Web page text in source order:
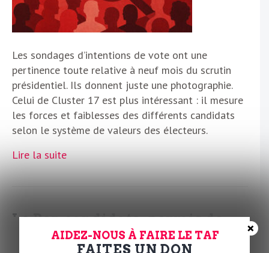
Les sondages d’intentions de vote ont une
pertinence toute relative à neuf mois du scrutin
présidentiel. Ils donnent juste une photographie.
Celui de Cluster 17 est plus intéressant : il mesure
les forces et faiblesses des différents candidats
selon le système de valeurs des électeurs.
Lire la suite
Le Pen candidate, permis de
tuer, mais la gauche…!
AIDEZ-NOUS À FAIRE LE TAF
FAITES UN DON
×